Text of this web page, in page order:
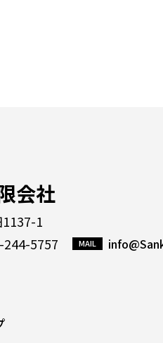
会社
1
244-5757